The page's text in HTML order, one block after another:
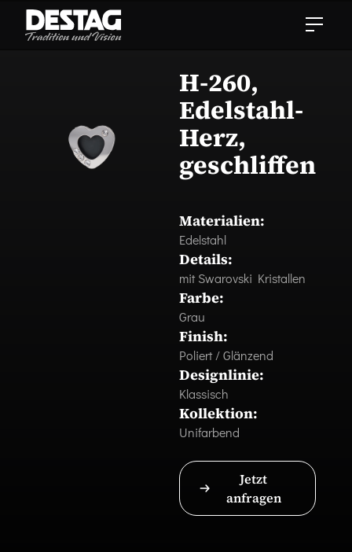
H-260,
Edelstahl-
Herz,
geschliffen
Materialien:
Edelstahl
Details:
mit Swarovski Kristallen
Farbe:
Grau
Finish:
Poliert / Glänzend
Designlinie:
Klassisch
Kollektion:
Unifarbend
Jetzt
anfragen